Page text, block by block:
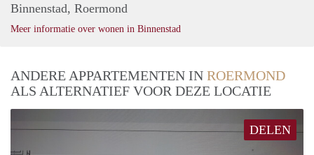
Binnenstad, Roermond
Meer informatie over wonen in Binnenstad
ANDERE APPARTEMENTEN IN ROERMOND
ALS ALTERNATIEF VOOR DEZE LOCATIE
DELEN